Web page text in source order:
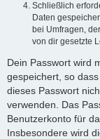
Schließlich
Daten
bei Umfragen,
von dir gesetzte
Dein Passwort wird
gespeichert, so
dieses Passwort
verwenden. Das
Benutzerkonto für
Insbesondere wird